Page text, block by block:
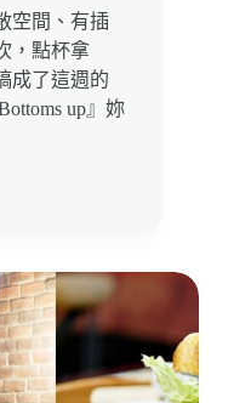
空間、有插
，點杯拿
成了這週的
up』妳